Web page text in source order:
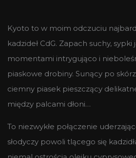
Kyoto to w moim odczuciu
kadzideł CdG. Zapach suchy, sypki
momentami intrygująco i
piaskowe drobiny. Sunący po
ciemny piasek pieszczący
między palcami dłoni…
To niezwykłe połączenie
słodyczy powoli tlącego się